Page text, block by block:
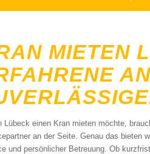
MIETEN
Lübeck einen Kran mieten möchte,
an der Seite. Genau das bieten
und persönlicher Betreuung. Ob